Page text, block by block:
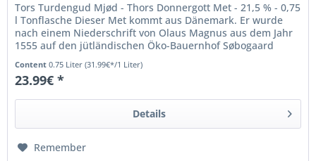
Tors Turdengud Mjød - Thors Donnergott Met - 21,5 % - 0,75
l Tonflasche Dieser Met kommt aus Dänemark. Er wurde
nach einem Niederschrift von Olaus Magnus aus dem Jahr
1555 auf den jütländischen Öko-Bauernhof Søbogaard
gebraut! Gebraut...
Content0.75 Liter(31.99€*/1 Liter)
23.99€ *
Details
Remember